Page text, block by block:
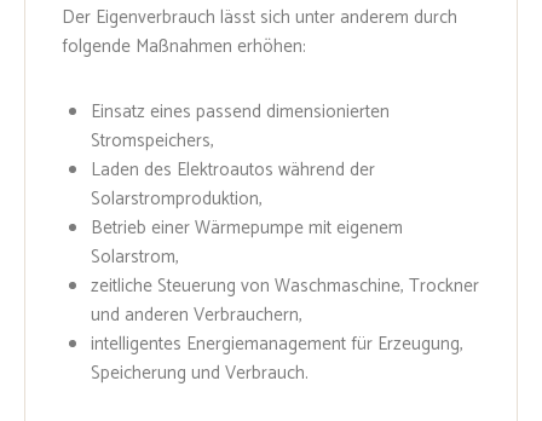
Der Eigenverbrauch lässt sich unter anderem durch
folgende Maßnahmen erhöhen:
Einsatz eines passend dimensionierten
Stromspeichers,
Laden des Elektroautos während der
Solarstromproduktion,
Betrieb einer Wärmepumpe mit eigenem
Solarstrom,
zeitliche Steuerung von Waschmaschine, Trockner
und anderen Verbrauchern,
intelligentes Energiemanagement für Erzeugung,
Speicherung und Verbrauch.